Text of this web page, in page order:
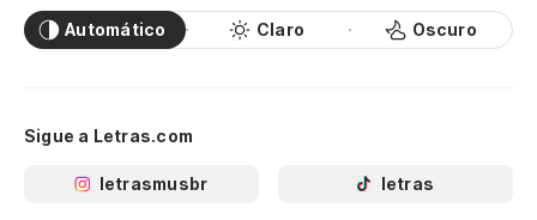
Automático Claro Oscuro
Sigue a Letras.com
letrasmusbr letras